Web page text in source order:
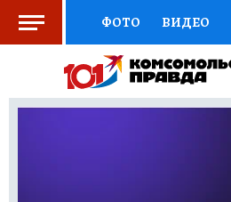
ФОТО ВИДЕО
СОЦПОДДЕРЖКА
ВЫБОР ЭКСПЕРТОВ